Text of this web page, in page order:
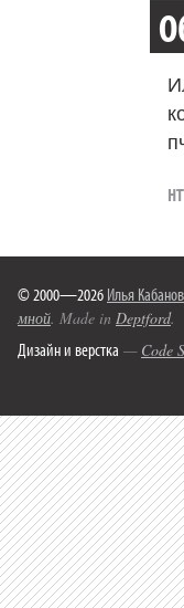
© 2000—2026 Илья Кабанов
мной. Made in Deptford.
Дизайн и верстка — Code